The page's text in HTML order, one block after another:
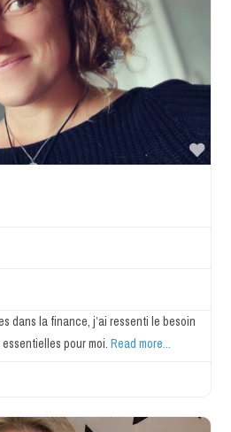
dans la finance, j’ai ressenti le besoin
pour moi.Read more...